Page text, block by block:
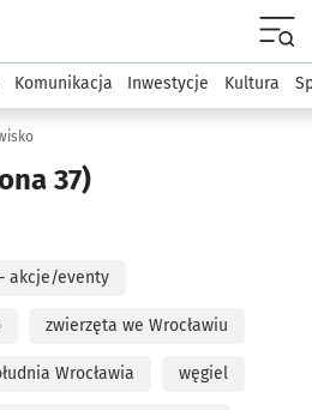
wroclaw.pl
Komunikacja Inwestycje Kultura
37)
akcje/eventy
zwierzęta we Wrocławiu
Wrocławia węgiel